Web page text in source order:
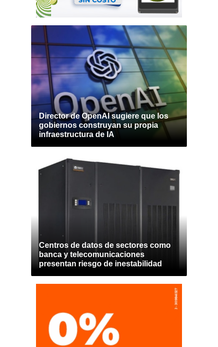
Director de OpenAI sugiere que los
gobiernos construyan su propia
infraestructura de IA
Centros de datos de sectores como
banca y telecomunicaciones
presentan riesgo de inestabilidad